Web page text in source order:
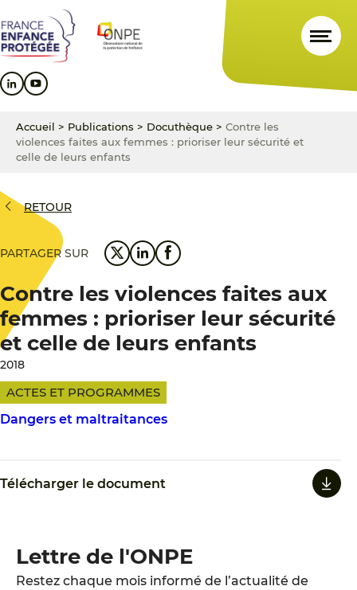
au
contenu
principal
au
menu
principal
au
pied
de
Accueil > Publications > Docuthèque > Contre les
violences faites aux femmes : prioriser leur sécurité et
celle de leurs enfants
RETOUR
PARTAGER SUR
Contre les violences faites aux
femmes : prioriser leur sécurité
et celle de leurs enfants
2018
ACTES ET PROGRAMMES
Dangers et maltraitances
Télécharger le document
Lettre de l'ONPE
Restez chaque mois informé de l’actualité de